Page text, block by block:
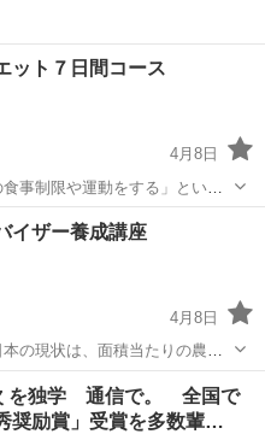
ット７日間コース
4月8日
事制限や運動をする」という
８０年以降と言われていま
事、食べ物を意味します。正し
デトックス
イザー養成講座
4月8日
の現状は、面積当たりの農薬
物数、水道水の塩素濃度、精
、そしてなんと、世界的長寿
スト...
デトックス
を独学 通信で。 全国で
奨励賞」受賞を多数輩…